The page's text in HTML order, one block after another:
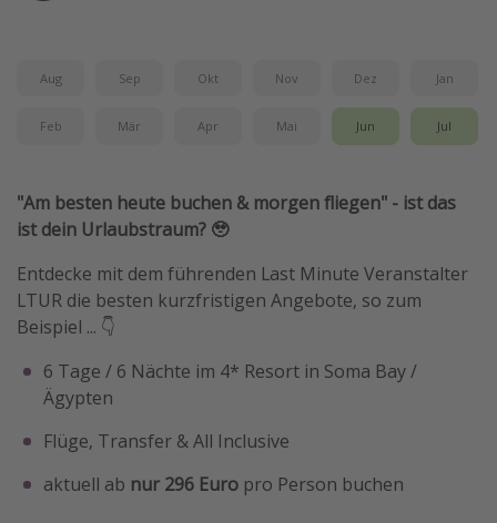
Hotels in Hamburg
Hotels am Achensee
Weitere Themen
Reise Journal
Familienurlaub in der Türkei
Rundreisen in Thailand
Bahnreisen in der Schweiz
Reisepassfreie Reiseziele
Travel Know How
Aug Sep Okt Nov Dez Jan
Feb Mär Apr Mai Jun Jul
"Am besten heute buchen & morgen fliegen" - ist das
ist dein Urlaubstraum? 🥹
Entdecke mit dem führenden Last Minute Veranstalter
LTUR die besten kurzfristigen Angebote, so zum
Beispiel ... 👇
6 Tage / 6 Nächte im 4* Resort in Soma Bay /
Ägypten
Flüge, Transfer & All Inclusive
aktuell ab nur 296 Euro pro Person buchen